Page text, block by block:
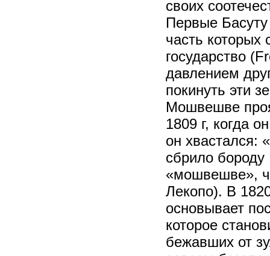
своих
Первые
часть которых
государство
давлением
покинуть эти
Мошвешве
1809 г, когда
он хвастался:
сбрило бороду
«мошвешве»,
Лекопо). В
основывает
которое
бежавших от